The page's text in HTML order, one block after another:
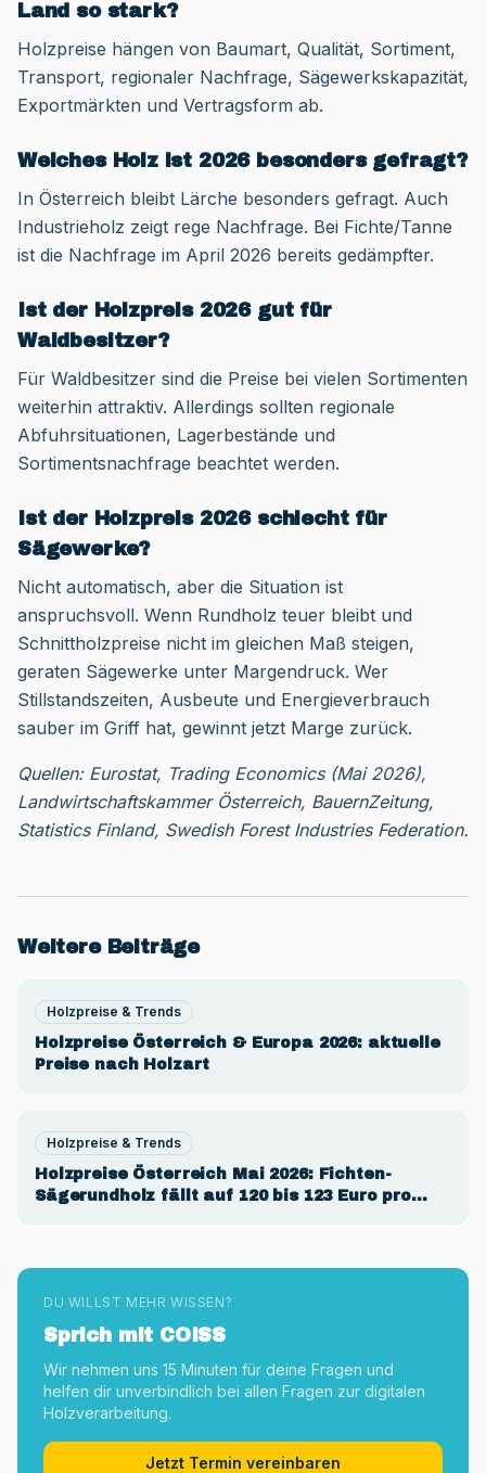
Land so stark?
Holzpreise hängen von Baumart, Qualität, Sortiment,
Transport, regionaler Nachfrage, Sägewerkskapazität,
Exportmärkten und Vertragsform ab.
Welches Holz ist 2026 besonders gefragt?
In Österreich bleibt Lärche besonders gefragt. Auch
Industrieholz zeigt rege Nachfrage. Bei Fichte/Tanne
ist die Nachfrage im April 2026 bereits gedämpfter.
Ist der Holzpreis 2026 gut für
Waldbesitzer?
Für Waldbesitzer sind die Preise bei vielen Sortimenten
weiterhin attraktiv. Allerdings sollten regionale
Abfuhrsituationen, Lagerbestände und
Sortimentsnachfrage beachtet werden.
Ist der Holzpreis 2026 schlecht für
Sägewerke?
Nicht automatisch, aber die Situation ist
anspruchsvoll. Wenn Rundholz teuer bleibt und
Schnittholzpreise nicht im gleichen Maß steigen,
geraten Sägewerke unter Margendruck. Wer
Stillstandszeiten, Ausbeute und Energieverbrauch
sauber im Griff hat, gewinnt jetzt Marge zurück.
Quellen: Eurostat, Trading Economics (Mai 2026),
Landwirtschaftskammer Österreich, BauernZeitung,
Statistics Finland, Swedish Forest Industries Federation.
Weitere Beiträge
Holzpreise & Trends
Holzpreise Österreich & Europa 2026: aktuelle
Preise nach Holzart
Holzpreise & Trends
Holzpreise Österreich Mai 2026: Fichten-
Sägerundholz fällt auf 120 bis 123 Euro pro
DU WILLST MEHR WISSEN?
Sprich mit COISS
Wir nehmen uns 15 Minuten für deine Fragen und
helfen dir unverbindlich bei allen Fragen zur digitalen
Holzverarbeitung.
Jetzt Termin vereinbaren